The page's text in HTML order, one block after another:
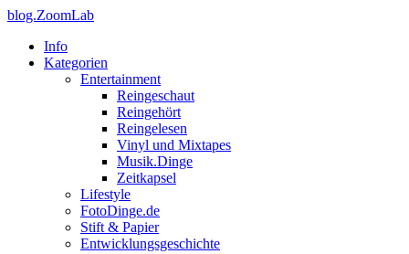
blog.ZoomLab
Info
Kategorien
Entertainment
Reingeschaut
Reingehört
Reingelesen
Vinyl und Mixtapes
Musik.Dinge
Zeitkapsel
Lifestyle
FotoDinge.de
Stift & Papier
Entwicklungsgeschichte